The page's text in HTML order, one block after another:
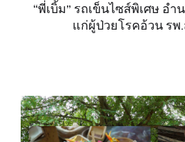
“พี่เบิ้ม” รถเข็นไซส์พิเศษ อ
แก่ผู้ป่วยโรคอ้วน ร